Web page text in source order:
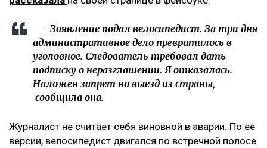
– Заявление подал велосипедист. За три дня
административное дело превратилось в
уголовное. Следователь требовал дать
подписку о неразглашении. Я отказалась.
Наложен запрет на выезд из страны, –
сообщила она.
Журналист не считает себя виновной в аварии. По ее
версии, велосипедист двигался по встречной полосе